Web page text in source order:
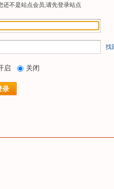
还不是站点会员,请先登录站点
找
启 关闭
录